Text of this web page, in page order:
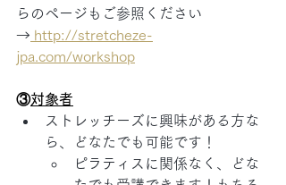
らのページもご参照ください
→ http://stretcheze-
jpa.com/workshop
③対象者
ストレッチーズに興味がある方な
ら、どなたでも可能です！
ピラティスに関係なく、どな